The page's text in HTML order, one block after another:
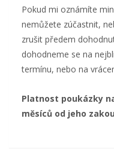
Pokud mi oznámíte
nemůžete zúčastnit,
zrušit předem
dohodneme se na
termínu, nebo na
Platnost poukázky
měsíců od jeho